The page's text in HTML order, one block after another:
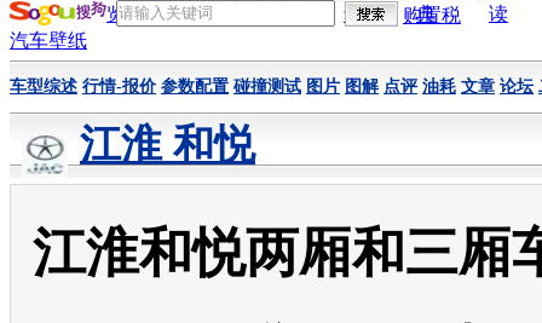
览器
赏
询
典
读
购置税
汽车壁纸
车型综述 行情-报价 参数配置 碰撞测试 图片 图解 点评 油耗 文章 论坛
江淮 和悦
江淮和悦两厢和三厢